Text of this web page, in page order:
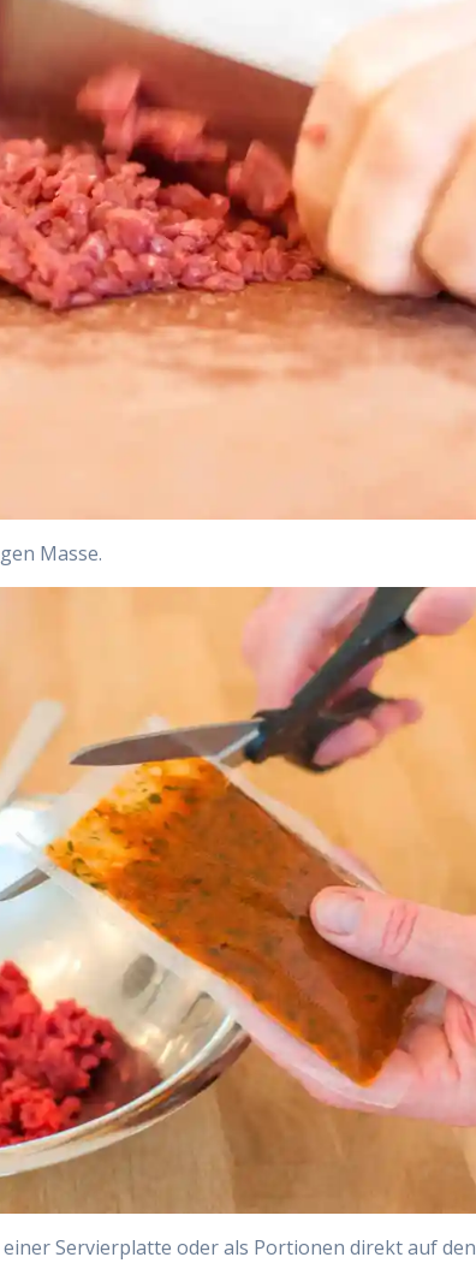
Masse.
Servierplatte oder als Portionen direkt auf den